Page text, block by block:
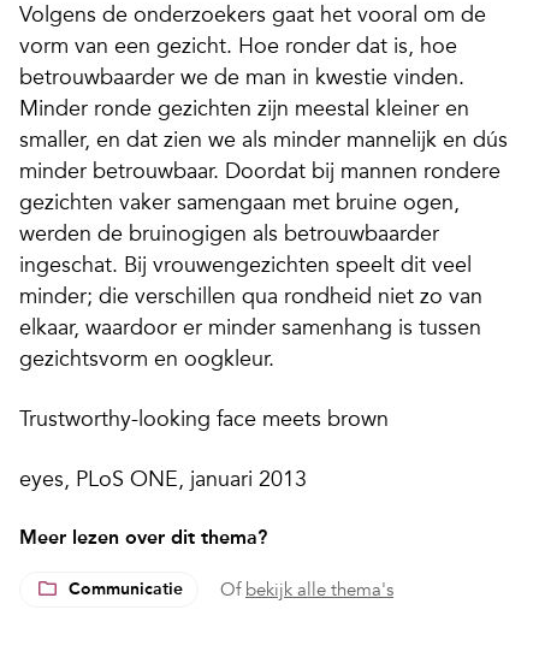
Volgens de onderzoekers gaat het vooral om de
vorm van een gezicht. Hoe ronder dat is, hoe
betrouwbaarder we de man in kwestie vinden.
Minder ronde gezichten zijn meestal kleiner en
smaller, en dat zien we als minder mannelijk en dús
minder betrouwbaar. Doordat bij mannen rondere
gezichten vaker samengaan met bruine ogen,
werden de bruinogigen als betrouwbaarder
ingeschat. Bij vrouwengezichten speelt dit veel
minder; die verschillen qua rondheid niet zo van
elkaar, waardoor er minder samenhang is tussen
gezichtsvorm en oogkleur.
Trustworthy-looking face meets brown
eyes, PLoS ONE, januari 2013
Meer lezen over dit thema?
Communicatie Of bekijk alle thema's